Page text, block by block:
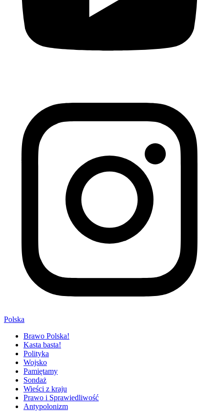
Polska
Brawo Polska!
Kasta basta!
Polityka
Wojsko
Pamiętamy
Sondaż
Wieści z kraju
Prawo i Sprawiedliwość
Antypolonizm